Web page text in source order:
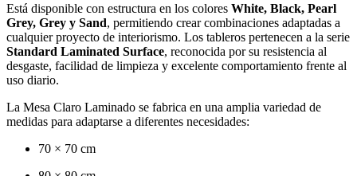
Está disponible con estructura en los colores White, Black, Pearl
Grey, Grey y Sand, permitiendo crear combinaciones adaptadas a
cualquier proyecto de interiorismo. Los tableros pertenecen a la serie
Standard Laminated Surface, reconocida por su resistencia al
desgaste, facilidad de limpieza y excelente comportamiento frente al
uso diario.
La Mesa Claro Laminado se fabrica en una amplia variedad de
medidas para adaptarse a diferentes necesidades:
70 × 70 cm